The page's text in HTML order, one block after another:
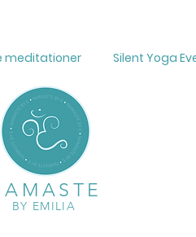
BY EMILIA
meditationer Silent Yoga